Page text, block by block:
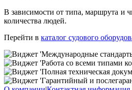
В зависимости от типа, маршрута и
количества людей.
Перейти в каталог судового